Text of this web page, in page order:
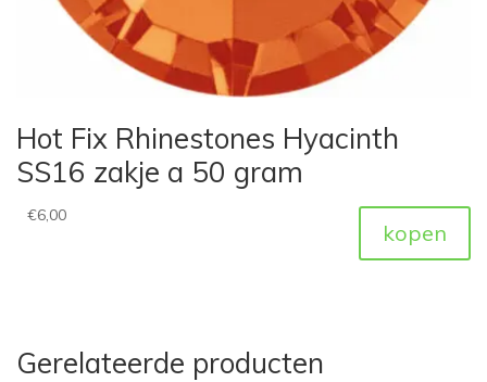
Hot Fix Rhinestones Hyacinth
SS16 zakje a 50 gram
€6,00
kopen
Gerelateerde producten